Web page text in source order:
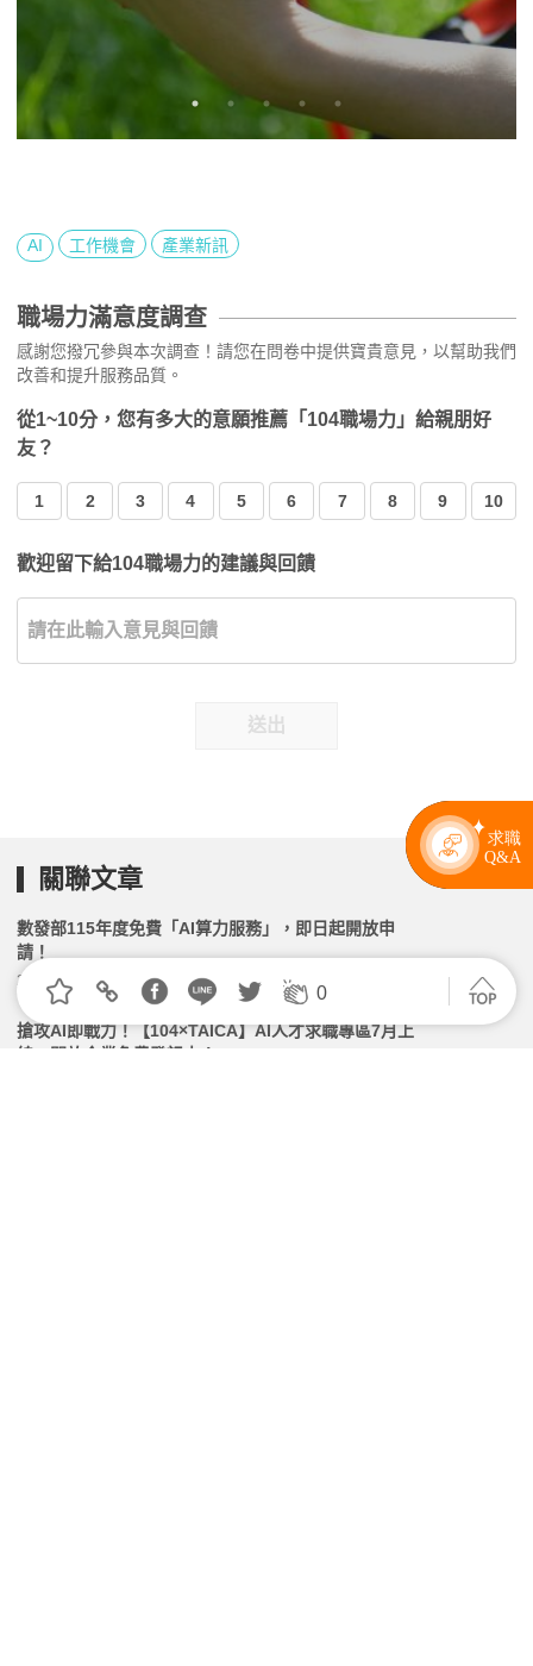
AI 工作機會 產業新訊
職場力滿意度調查
感謝您撥冗參與本次調查！請您在問卷中提供寶貴意見，以幫助我們
改善和提升服務品質。
從1~10分，您有多大的意願推薦「104職場力」給親朋好
友？
1 2 3 4 5 6 7 8 9 10
歡迎留下給104職場力的建議與回饋
送出
0
關聯文章
數發部115年度免費「AI算力服務」，即日起開放申
請！
2026.06.18 | 104小編 | 2290觀看數
搶攻AI即戰力！【104×TAICA】AI人才求職專區7月上
線、開放企業免費登記中！